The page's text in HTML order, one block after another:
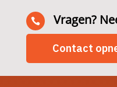
 Vragen?
Contact